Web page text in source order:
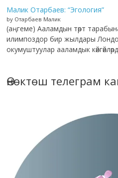
Малик Отарбаев: “Эгология”
by Отарбаев Малик
(аңгеме) Ааламдын төрт
илимпоздор бир жылдары
окумуштуулар ааламдык
Өнөктөш телеграм